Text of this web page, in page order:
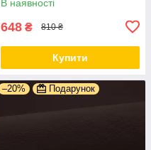
В наявності
648 ₴ 810 ₴
Купити
–20% Подарунок